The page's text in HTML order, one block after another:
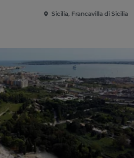
Sicilia, Francavilla di Sicilia